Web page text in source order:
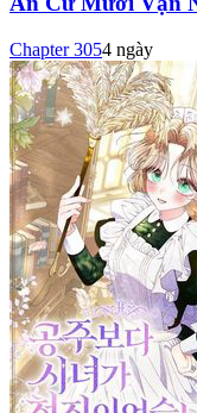
Chapter3054 ngày